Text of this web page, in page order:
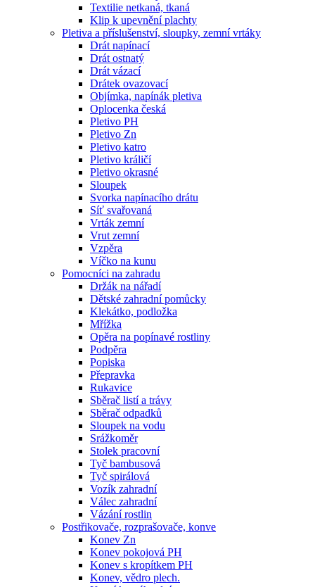
Textilie netkaná, tkaná
Klip k upevnění plachty
Pletiva a příslušenství, sloupky, zemní vrtáky
Drát napínací
Drát ostnatý
Drát vázací
Drátek ovazovací
Objímka, napínák pletiva
Oplocenka česká
Pletivo PH
Pletivo Zn
Pletivo katro
Pletivo králičí
Pletivo okrasné
Sloupek
Svorka napínacího drátu
Síť svařovaná
Vrták zemní
Vrut zemní
Vzpěra
Víčko na kunu
Pomocníci na zahradu
Držák na nářadí
Dětské zahradní pomůcky
Klekátko, podložka
Mřížka
Opěra na popínavé rostliny
Podpěra
Popiska
Přepravka
Rukavice
Sběrač listí a trávy
Sběrač odpadků
Sloupek na vodu
Srážkoměr
Stolek pracovní
Tyč bambusová
Tyč spirálová
Vozík zahradní
Válec zahradní
Vázání rostlin
Postřikovače, rozprašovače, konve
Konev Zn
Konev pokojová PH
Konev s kropítkem PH
Konev, vědro plech.